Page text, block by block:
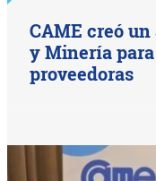
CAME creó
y Minería
proveedoras